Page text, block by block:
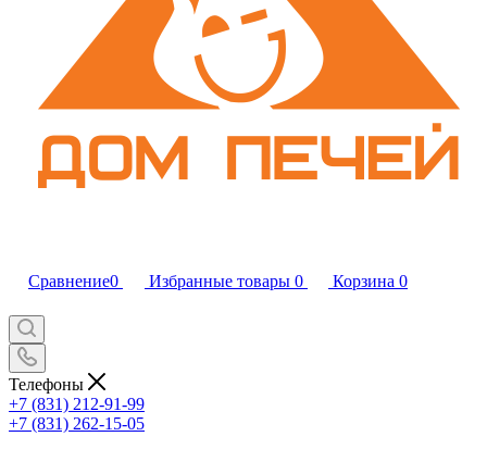
Сравнение0 Избранные товары 0 Корзина 0
Телефоны
+7 (831) 212-91-99
+7 (831) 262-15-05